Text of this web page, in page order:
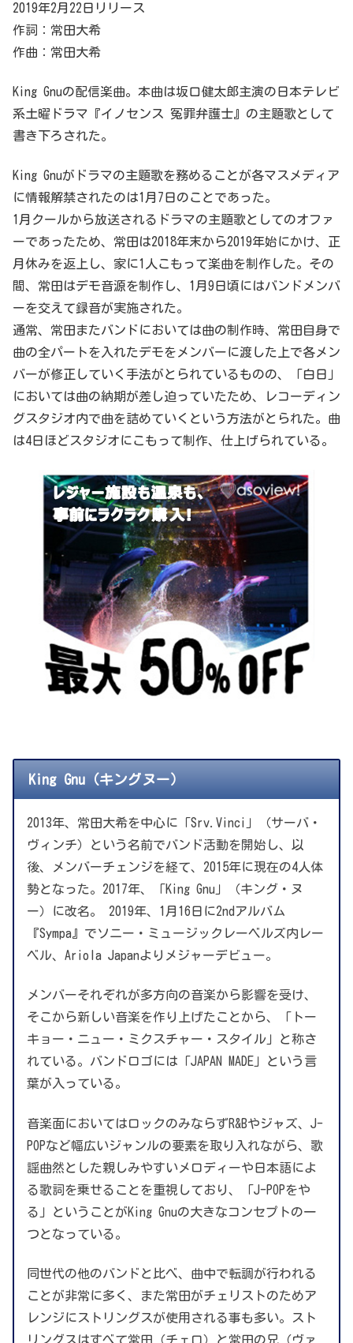
2019年2月22日リリース
作詞：常田大希
作曲：常田大希
King Gnuの配信楽曲。本曲は坂口健太郎主演の日本テレビ
系土曜ドラマ『イノセンス 冤罪弁護士』の主題歌として
書き下ろされた。
King Gnuがドラマの主題歌を務めることが各マスメディア
に情報解禁されたのは1月7日のことであった。
1月クールから放送されるドラマの主題歌としてのオファ
ーであったため、常田は2018年末から2019年始にかけ、正
月休みを返上し、家に1人こもって楽曲を制作した。その
間、常田はデモ音源を制作し、1月9日頃にはバンドメンバ
ーを交えて録音が実施された。
通常、常田またバンドにおいては曲の制作時、常田自身で
曲の全パートを入れたデモをメンバーに渡した上で各メン
バーが修正していく手法がとられているものの、「白日」
においては曲の納期が差し迫っていたため、レコーディン
グスタジオ内で曲を詰めていくという方法がとられた。曲
は4日ほどスタジオにこもって制作、仕上げられている。
King Gnu（キングヌー）
2013年、常田大希を中心に「Srv.Vinci」（サーバ・
ヴィンチ）という名前でバンド活動を開始し、以
後、メンバーチェンジを経て、2015年に現在の4人体
勢となった。2017年、「King Gnu」（キング・ヌ
ー）に改名。 2019年、1月16日に2ndアルバム
『Sympa』でソニー・ミュージックレーベルズ内レー
ベル、Ariola Japanよりメジャーデビュー。
メンバーそれぞれが多方向の音楽から影響を受け、
そこから新しい音楽を作り上げたことから、「トー
キョー・ニュー・ミクスチャー・スタイル」と称さ
れている。バンドロゴには「JAPAN MADE」という言
葉が入っている。
音楽面においてはロックのみならずR&Bやジャズ、J-
POPなど幅広いジャンルの要素を取り入れながら、歌
謡曲然とした親しみやすいメロディーや日本語によ
る歌詞を乗せることを重視しており、「J-POPをや
る」ということがKing Gnuの大きなコンセプトの一
つとなっている。
同世代の他のバンドと比べ、曲中で転調が行われる
ことが非常に多く、また常田がチェリストのためア
レンジにストリングスが使用される事も多い。スト
リングスはすべて常田（チェロ）と常田の兄（ヴァ